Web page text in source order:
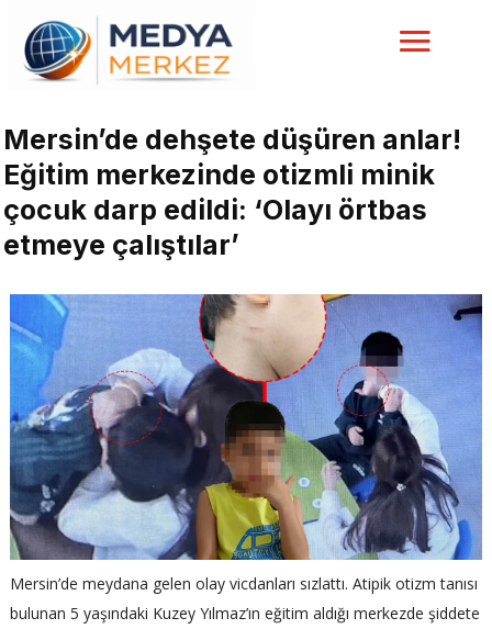
Mersin’de dehşete düşüren anlar!
Eğitim merkezinde otizmli minik
çocuk darp edildi: ‘Olayı örtbas
etmeye çalıştılar’
Mersin’de meydana gelen olay vicdanları sızlattı. Atipik otizm tanısı
bulunan 5 yaşındaki Kuzey Yılmaz’ın eğitim aldığı merkezde şiddete